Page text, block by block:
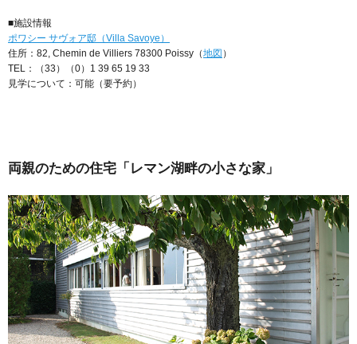
■施設情報
ポワシー サヴォア邸（Villa Savoye）
住所：82, Chemin de Villiers 78300 Poissy（地図 ）
TEL：（33）（0）1 39 65 19 33
見学について：可能（要予約）
両親のための住宅「レマン湖畔の小さな家」